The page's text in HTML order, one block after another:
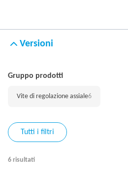
Versioni
Gruppo prodotti
Vite di regolazione assiale6
Tutti i filtri
6 risultati